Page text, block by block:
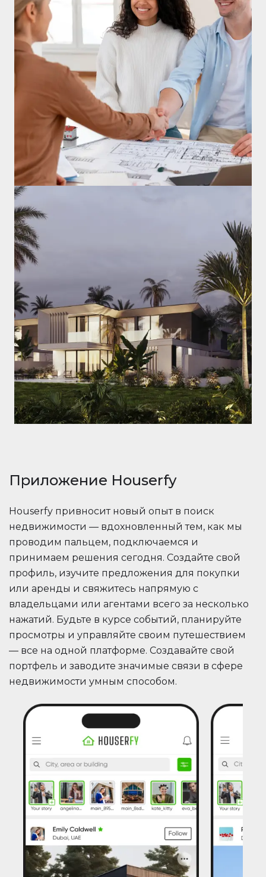
Приложение Houserfy
Houserfy привносит новый опыт в поиск
недвижимости — вдохновленный тем, как мы
проводим пальцем, подключаемся и
принимаем решения сегодня. Создайте свой
профиль, изучите предложения для покупки
или аренды и свяжитесь напрямую с
владельцами или агентами всего за несколько
нажатий. Будьте в курсе событий, планируйте
просмотры и управляйте своим путешествием
— все на одной платформе. Создавайте свой
портфель и заводите значимые связи в сфере
недвижимости умным способом.